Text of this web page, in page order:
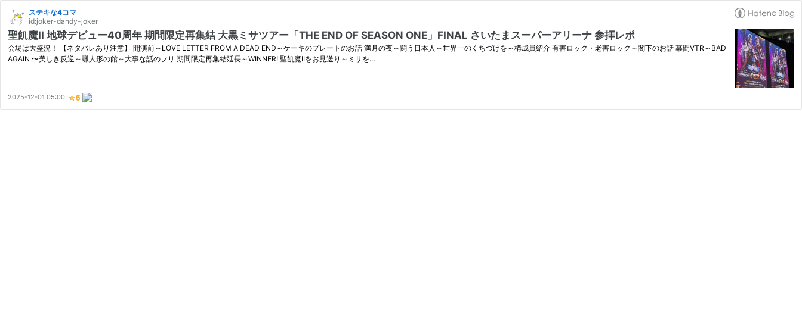
ステキな4コマ
id:joker-dandy-joker
聖飢魔II 地球デビュー40周年 期間限定再集結 大黒ミサツアー「THE END OF SEASON ONE」FINAL さいたまスーパーアリーナ 参拝レポ
会場は大盛況！ 【ネタバレあり注意】 開演前～LOVE LETTER FROM A DEAD END～ケーキのプレートのお話 満月の夜～闘う日本人～世界一のくちづけを～構成員紹介 有害ロック・老害ロック～閣下のお話 幕間VTR～BAD
AGAIN 〜美しき反逆～蝋人形の館～大事な話のフリ 期間限定再集結延長～WINNER! 聖飢魔IIをお見送り～ミサを…
2025-12-01 05:00